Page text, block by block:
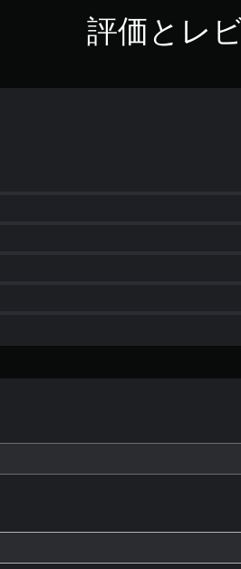
評価とレ